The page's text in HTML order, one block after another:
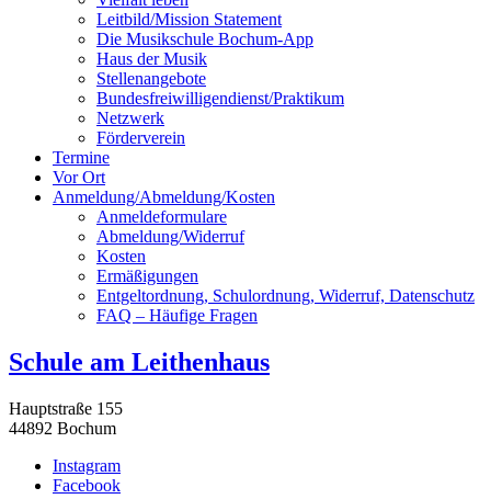
Leitbild/Mission Statement
Die Musikschule Bochum-App
Haus der Musik
Stellenangebote
Bundesfreiwilligendienst/Praktikum
Netzwerk
Förderverein
Termine
Vor Ort
Anmeldung/Abmeldung/Kosten
Anmeldeformulare
Abmeldung/Widerruf
Kosten
Ermäßigungen
Entgeltordnung, Schulordnung, Widerruf, Datenschutz
FAQ – Häufige Fragen
Schule am Leithenhaus
Hauptstraße 155
44892 Bochum
Instagram
Facebook